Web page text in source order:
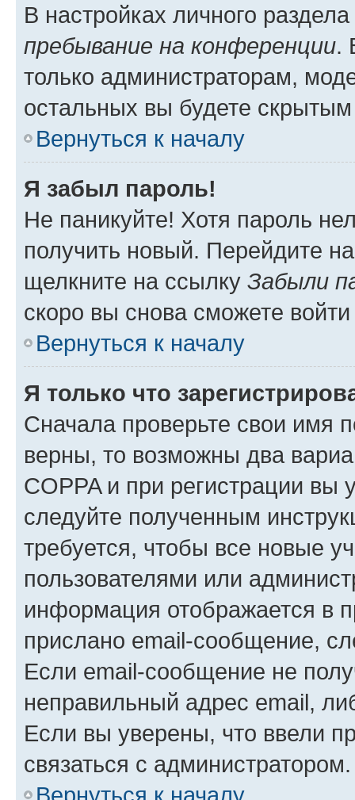
В настройках личного
пребывание на конференции.
только администраторам,
остальных вы будете
Вернуться к началу
Я забыл пароль!
Не паникуйте! Хотя пароль
получить новый. Перейдите
щелкните на ссылку Забыли
скоро вы снова сможете
Вернуться к началу
Я только что
Сначала проверьте свои имя
верны, то возможны два
COPPA и при регистрации вы
следуйте полученным
требуется, чтобы все новые
пользователями или
информация отображается в
прислано email-сообщение,
Если email-сообщение не
неправильный адрес email,
Если вы уверены, что ввели
связаться с администратором.
Вернуться к началу